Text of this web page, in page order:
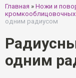
Главная » Ножи и
кромкооблицовочных
одним радиусом
одним